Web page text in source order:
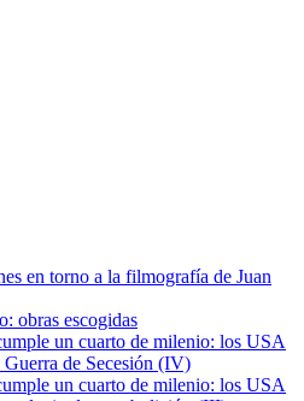
en torno a la filmografía de Juan
obras escogidas
un cuarto de milenio: los USA
de Secesión (IV)
un cuarto de milenio: los USA